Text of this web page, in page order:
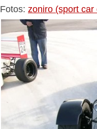
Fotos: zoniro (sport car